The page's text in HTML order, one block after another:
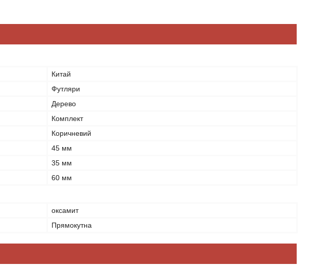
Китай
Футляри
Дерево
Комплект
Коричневий
45 мм
35 мм
60 мм
оксамит
Прямокутна